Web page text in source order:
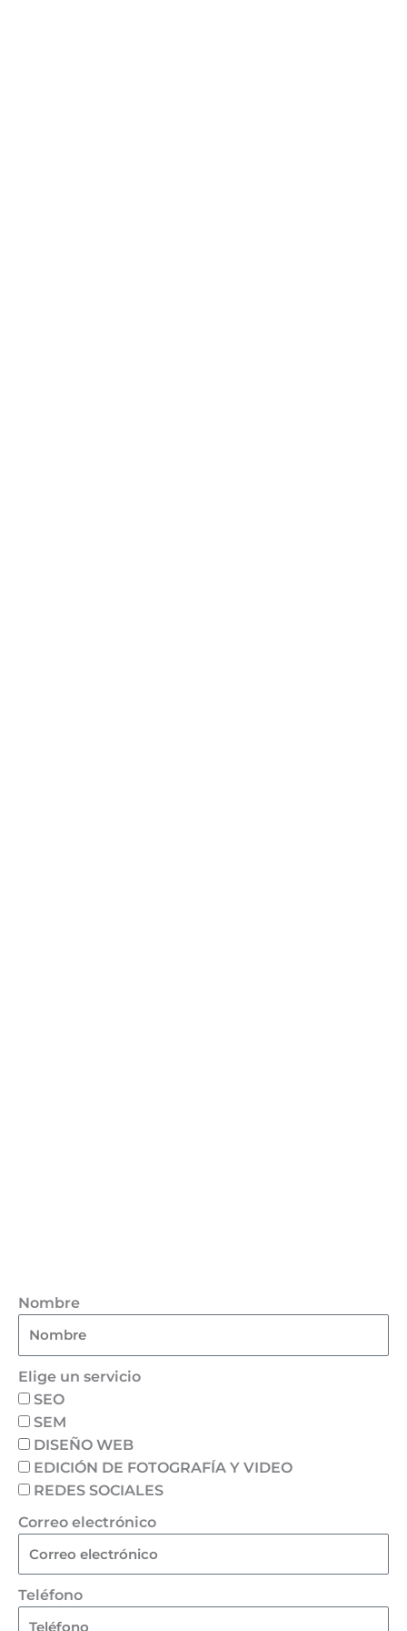
Nombre
Elige un servicio
SEO
SEM
DISEÑO WEB
EDICIÓN DE FOTOGRAFÍA Y VIDEO
REDES SOCIALES
Correo electrónico
Teléfono